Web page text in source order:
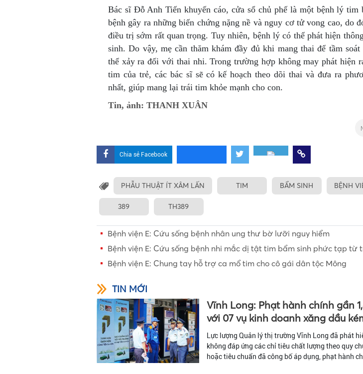
Bác sĩ Đỗ Anh Tiến khuyến cáo, cửa sổ chủ phế là một bệnh lý tim
bệnh gây ra những biến chứng nặng nề và nguy cơ tử vong cao, do
điều trị sớm rất quan trọng. Tuy nhiên, bệnh lý có thể phát hiện
sinh. Do vậy, mẹ cần thăm khám đầy đủ khi mang thai để tầm
thể xảy ra đối với thai nhi. Trong trường hợp không may phát hiện
tim của trẻ, các bác sĩ sẽ có kế hoạch theo dõi thai và đưa ra
nhất, giúp mang lại trái tim khỏe mạnh cho con.
Tin, ảnh: THANH XUÂN
Chia sẻ Facebook
PHẪU THUẬT ÍT XÂM LẤN TIM BẨM SINH BỆNH
389 TH389
Bệnh viện E: Cứu sống bệnh nhân ung thư bờ lưỡi nguy hiểm
Bệnh viện E: Cứu sống bệnh nhi mắc dị tật tim bẩm sinh phức tạp từ
Bệnh viện E: Chung tay hỗ trợ ca mổ tim cho cô gái dân tộc Mông
TIN MỚI
Vĩnh Long: Phạt hành chính gần
với 07 vụ kinh doanh xăng dầu
Lực lượng Quản lý thị trường Vĩnh Long đã phát
không đáp ứng các chỉ tiêu chất lượng theo quy
hoặc tiêu chuẩn đã công bố áp dụng, phạt hành